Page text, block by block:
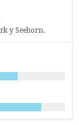
y Seehorn.